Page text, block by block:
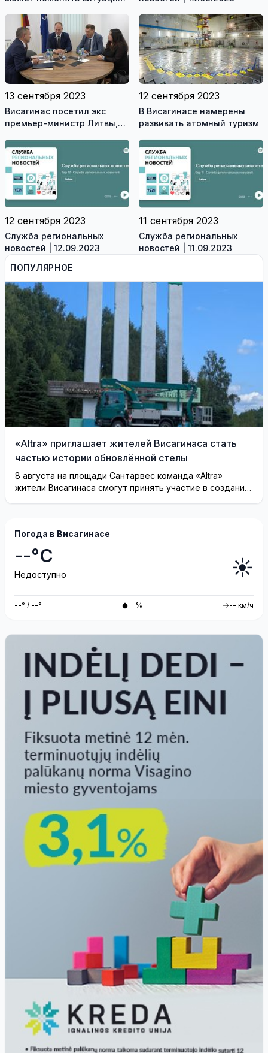
(видео)
13 сентября 2023
Висагинас посетил экс
премьер-министр Литвы,
Буткявичюс (видео)
12 сентября 2023
В Висагинасе намерены
развивать атомный туризм
12 сентября 2023
Служба региональных
новостей | 12.09.2023
11 сентября 2023
Служба региональных
новостей | 11.09.2023
ПОПУЛЯРНОЕ
«Altra» приглашает жителей Висагинаса стать
частью истории обновлённой стелы
8 августа на площади Сантарвес команда «Altra»
жители Висагинаса смогут принять участие в создании
Погода в Висагинасе
--°C
Недоступно
--
☀️
--° / --° --% -- км/ч